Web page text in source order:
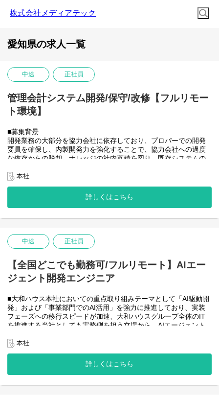
株式会社メディアテック
愛知県の求人一覧
中途 正社員
管理会計システム開発/保守/改修【フルリモー
ト環境】
■募集背景
開発業務の大部分を協力会社に依存しており、プロパーでの開発
要員を確保し、内製開発力を強化することで、協力会社への過度
な依存からの脱却、ナレッジの社内蓄積を図り、既存システムの
応できるチームへと成長させていきたい。
■業務内容
大和ハウスグループ全体のITを推進する当社にて、グループ会社
(大和ハウス含)の社内システム開発、改修に携わって頂きます。
・HTML5 アプリケーション（JavaScript / jQuery / Vue.js）を用い
・CAP（Cloud Application Programming Model / Node.js）および
OData を用いたデータアクセス・バックエンド開発・保守
・SAP HANA SQL / Calculation View / Procedure によるデータモ
デリング・DB開発
国どこからでも働いていただけます。
入社日以外の出社は基本的にないので、入社後の勤務地は問いま
せん。また、働く時間に制限もなく、月160時間の勤務で、午前5
時～22時までの間であれば、自由な時間に働いていただけます。
児、介護などとの両立も可能です。社員が仕事をしやすい環境を
本社
詳しくはこちら
中途 正社員
【全国どこでも勤務可/フルリモート】AIエー
ジェント開発エンジニア
■大和ハウス本社においての重点取り組みテーマとして「AI駆動開
発」および「事業部門でのAI活用」を強力に推進しており、実装
フェーズへの移行スピードが加速、大和ハウスグループ全体のIT
を推進する当社としても実務側を担う立場から、AIエージェント
務としチームの拡大を図っています。
なお、フルリモート勤務可能なので、勤務地は北海道から沖縄ま
で、日本全国どこからでも働いていただけます。
入社日以外の出社は年１～４回程度なので、入社後の勤務地は国
また、働く時間に制限もなく、月160時間の勤務で、午前５時～２
本社
詳しくはこちら